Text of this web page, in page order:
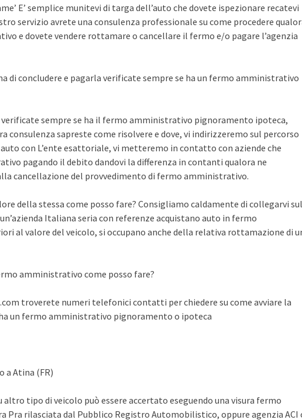
E’ semplice munitevi di targa dell’auto che dovete ispezionare recatevi
servizio avrete una consulenza professionale su come procedere
e dovete vendere rottamare o cancellare il fermo e/o pagare l’agenzia
di concludere e pagarla verificate sempre se ha un fermo amministrativo
verificate sempre se ha il fermo amministrativo pignoramento ipoteca,
consulenza sapreste come risolvere e dove, vi indirizzeremo sul percorso
con L’ente esattoriale, vi metteremo in contatto con aziende che
pagando il debito dandovi la differenza in contanti qualora ne
cancellazione del provvedimento di fermo amministrativo.
della stessa come posso fare? Consigliamo caldamente di collegarvi sul
Italiana seria con referenze acquistano auto in fermo
al valore del veicolo, si occupano anche della relativa rottamazione di
amministrativo come posso fare?
troverete numeri telefonici contatti per chiedere su come avviare la
un fermo amministrativo pignoramento o ipoteca
a Atina (FR)
tipo di veicolo può essere accertato eseguendo una visura fermo
Pra rilasciata dal Pubblico Registro Automobilistico, oppure agenzia ACI